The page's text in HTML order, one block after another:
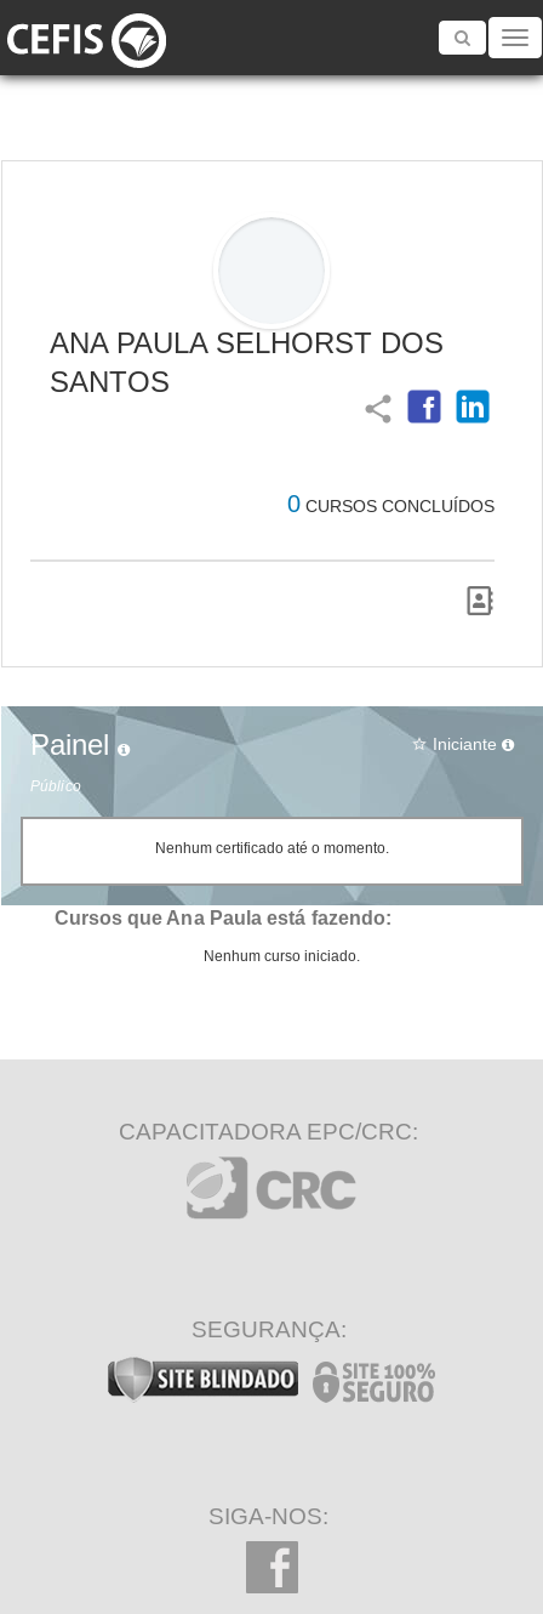
Toggle
ANA PAULA SELHORST DOS
SANTOS
share
0 CURSOS CONCLUÍDOS
Painel
Público
star_border Iniciante
Nenhum certificado até o momento.
Cursos que Ana Paula está fazendo:
Nenhum curso iniciado.
CAPACITADORA EPC/CRC:
SEGURANÇA:
SIGA-NOS: